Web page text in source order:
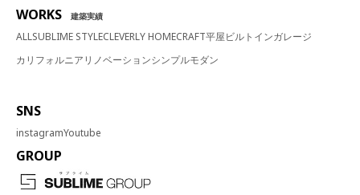
WORKS 建築実績
ALLSUBLIME STYLECLEVERLY HOMECRAFT平屋ビルトインガレージ
カリフォルニア リノベーションシンプルモダン
SNS
instagramYoutube
GROUP